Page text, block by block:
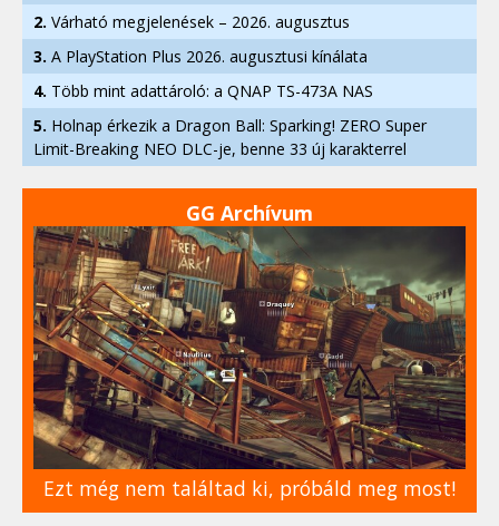
2. Várható megjelenések – 2026. augusztus
3. A PlayStation Plus 2026. augusztusi kínálata
4. Több mint adattároló: a QNAP TS-473A NAS
5. Holnap érkezik a Dragon Ball: Sparking! ZERO Super
Limit-Breaking NEO DLC-je, benne 33 új karakterrel
GG Archívum
Ezt még nem találtad ki, próbáld meg most!